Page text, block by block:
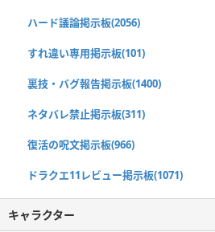
ハード議論掲示板(2056)
すれ違い専用掲示板(101)
裏技・バグ報告掲示板(1400)
ネタバレ禁止掲示板(311)
復活の呪文掲示板(966)
ドラクエ11レビュー掲示板(1071)
キャラクター